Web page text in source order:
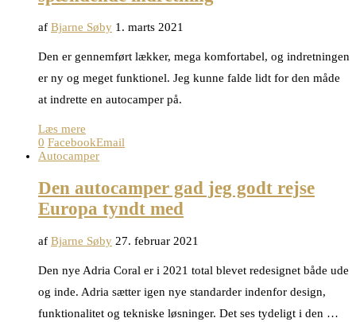
af Bjarne Søby 1. marts 2021
Den er gennemført lækker, mega komfortabel, og indretningen
er ny og meget funktionel. Jeg kunne falde lidt for den måde
at indrette en autocamper på.
Læs mere
0 FacebookEmail
Autocamper
Den autocamper gad jeg godt rejse
Europa tyndt med
af Bjarne Søby 27. februar 2021
Den nye Adria Coral er i 2021 total blevet redesignet både ude
og inde. Adria sætter igen nye standarder indenfor design,
funktionalitet og tekniske løsninger. Det ses tydeligt i den …